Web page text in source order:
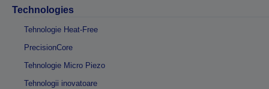
Technologies
Tehnologie Heat-Free
PrecisionCore
Tehnologie Micro Piezo
Tehnologii inovatoare